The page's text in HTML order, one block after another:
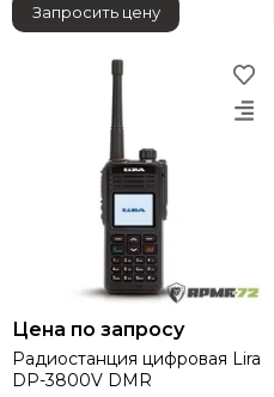
Запросить цену
Цена по запросу
Радиостанция цифровая Lira
DP-3800V DMR